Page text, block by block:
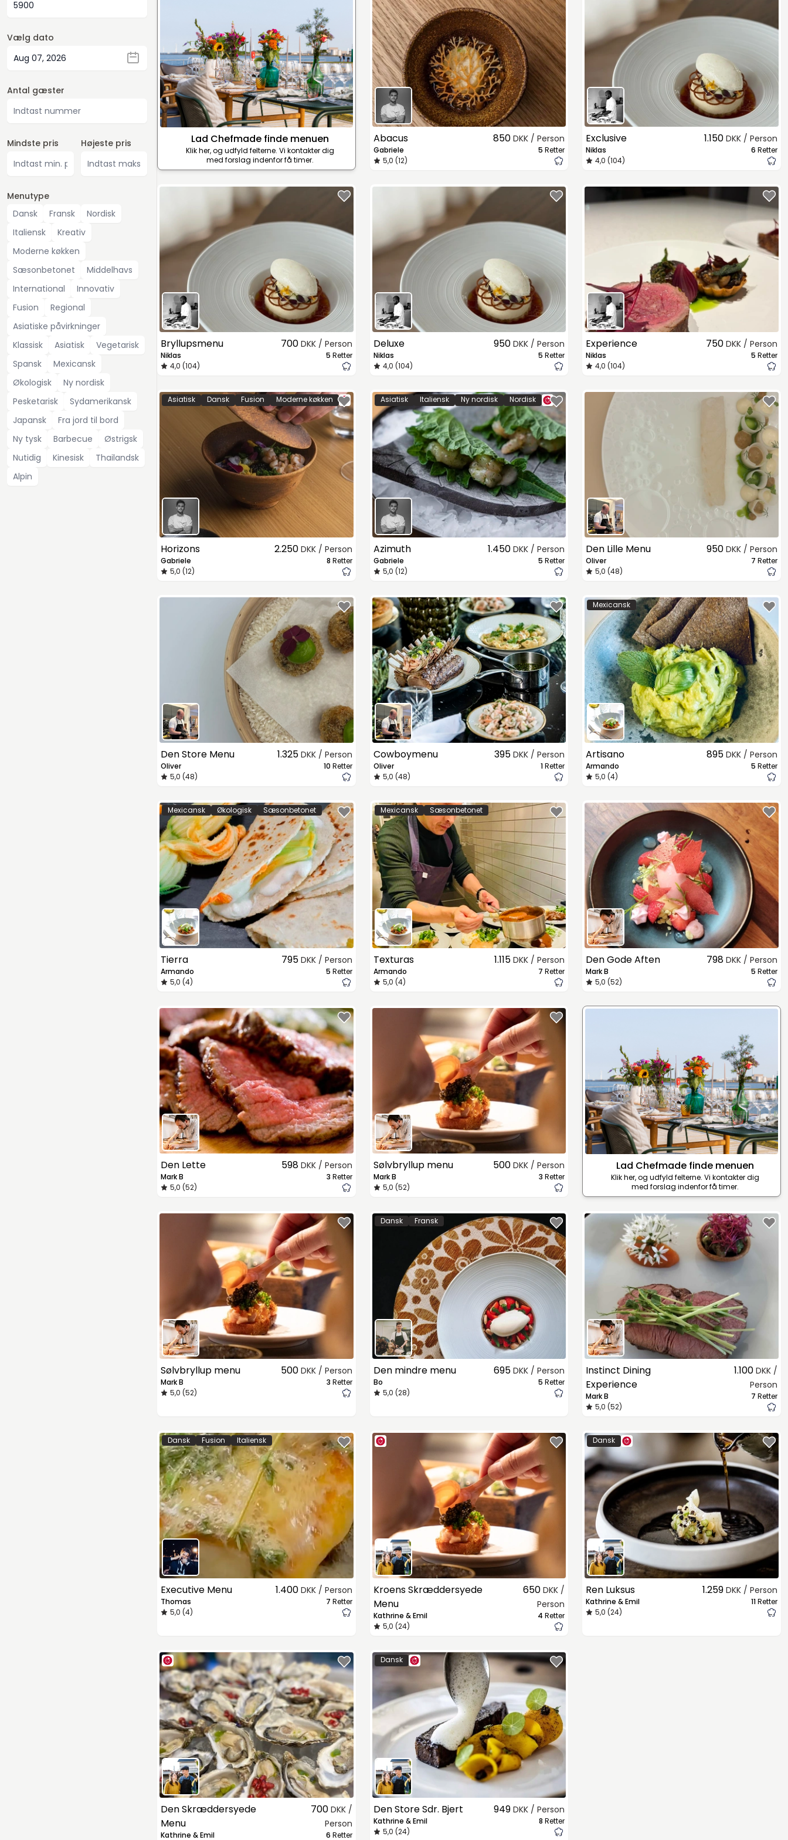
Vælg dato
Antal gæster
Mindste pris Højeste pris
Menutype
Dansk
Fransk
Nordisk
Italiensk
Kreativ
Moderne køkken
Sæsonbetonet
Middelhavs
International
Innovativ
Fusion
Regional
Asiatiske påvirkninger
Klassisk
Asiatisk
Vegetarisk
Spansk
Mexicansk
Økologisk
Ny nordisk
Pesketarisk
Sydamerikansk
Japansk
Fra jord til bord
Ny tysk
Barbecue
Østrigsk
Nutidig
Kinesisk
Thailandsk
Alpin
Lad Chefmade finde menuen
Klik her, og udfyld felterne. Vi kontakter dig
med forslag indenfor få timer.
Abacus
Gabriele
5,0 (12)
850DKK / Person
5 Retter
Exclusive
Niklas
4,0 (104)
1.150 DKK / Person
6 Retter
Bryllupsmenu
Niklas
4,0 (104)
700 DKK / Person
5 Retter
Deluxe
Niklas
4,0 (104)
950DKK / Person
5 Retter
Experience
Niklas
4,0 (104)
750 DKK / Person
5 Retter
Asiatisk Dansk Fusion Moderne køkken
Horizons
Gabriele
5,0 (12)
2.250 DKK / Person
8 Retter
Asiatisk Italiensk Ny nordisk Nordisk
Azimuth
Gabriele
5,0 (12)
1.450DKK / Person
5 Retter
Den Lille Menu
Oliver
5,0 (48)
950 DKK / Person
7 Retter
Den Store Menu
Oliver
5,0 (48)
1.325 DKK / Person
10 Retter
Cowboymenu
Oliver
5,0 (48)
395DKK / Person
1Retter
Mexicansk
Artisano
Armando
5,0 (4)
895 DKK / Person
5 Retter
Mexicansk Økologisk Sæsonbetonet
Tierra
Armando
5,0 (4)
795 DKK / Person
5 Retter
Mexicansk Sæsonbetonet
Texturas
Armando
5,0 (4)
1.115DKK / Person
7 Retter
Den Gode Aften
Mark B
5,0 (52)
798 DKK / Person
5 Retter
Den Lette
Mark B
5,0 (52)
598 DKK / Person
3 Retter
Sølvbryllup menu
Mark B
5,0 (52)
500DKK / Person
3 Retter
Lad Chefmade finde menuen
Klik her, og udfyld felterne. Vi kontakter dig
med forslag indenfor få timer.
Sølvbryllup menu
Mark B
5,0 (52)
500 DKK / Person
3 Retter
Dansk Fransk
Den mindre menu
Bo
5,0 (28)
695DKK / Person
5 Retter
Instinct Dining
Experience
Mark B
5,0 (52)
1.100 DKK /
Person
7 Retter
Dansk Fusion Italiensk
Executive Menu
Thomas
5,0 (4)
1.400 DKK / Person
7 Retter
Kroens Skræddersyede
Menu
Kathrine & Emil
5,0 (24)
650DKK /
Person
4 Retter
Dansk
Ren Luksus
Kathrine & Emil
5,0 (24)
1.259 DKK / Person
11Retter
Den Skræddersyede
Menu
Kathrine & Emil
700 DKK /
Person
6 Retter
Dansk
Den Store Sdr. Bjert
Kathrine & Emil
5,0 (24)
949DKK / Person
8 Retter